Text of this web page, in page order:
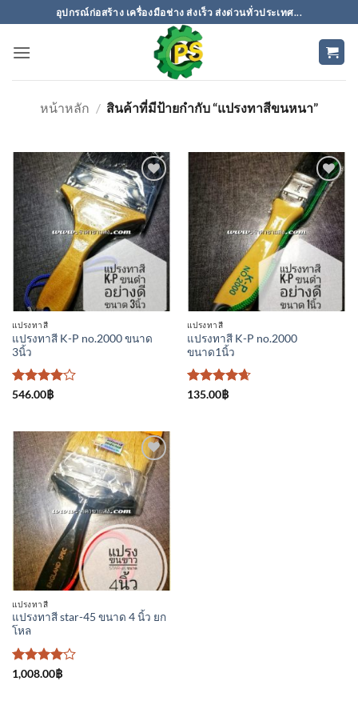
ไป
อุปกรณ์ก่อสร้าง เครื่องมือช่าง ส่งเร็ว ส่งด่วนทั่วประเทศ...
หน้าหลัก / สินค้าที่มีป้ายกำกับ “แปรงทาสีขนหนา”
เพิ่มเข้า
ใน
รายการ
ที่
ติดตาม
แปรงทาสี
แปรงทาสี K-P no.2000 ขนาด
3นิ้ว
ให้
1-5
คะแนน
546.00฿
เพิ่มเข้า
ใน
รายการ
ที่
ติดตาม
แปรงทาสี
แปรงทาสี K-P no.2000
ขนาด1นิ้ว
ให้คะแนน
135.00฿
เพิ่มเข้า
ใน
รายการ
ที่
ติดตาม
แปรงทาสี
แปรงทาสี star-45 ขนาด 4 นิ้ว ยก
โหล
ให้
1,008.00฿